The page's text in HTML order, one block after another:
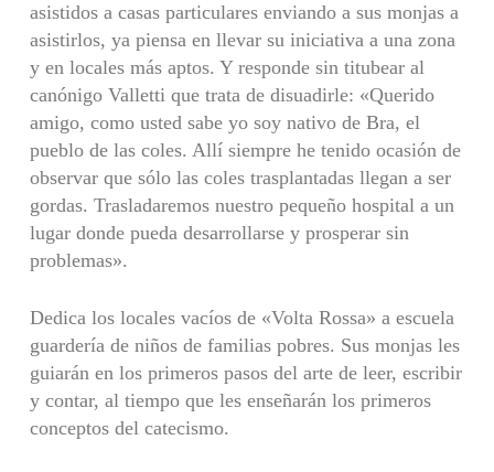
asistidos a casas particulares enviando a sus monjas a
asistirlos, ya piensa en llevar su iniciativa a una zona
y en locales más aptos. Y responde sin titubear al
canónigo Valletti que trata de disuadirle: «Querido
amigo, como usted sabe yo soy nativo de Bra, el
pueblo de las coles. Allí siempre he tenido ocasión de
observar que sólo las coles trasplantadas llegan a ser
gordas. Trasladaremos nuestro pequeño hospital a un
lugar donde pueda desa­rrollarse y prosperar sin
problemas».
Dedica los locales vacíos de «Volta Rossa» a escuela
guardería de niños de familias pobres. Sus monjas les
guiarán en los primeros pasos del arte de leer, escribir
y contar, al tiempo que les enseñarán los primeros
con­ceptos del catecismo.